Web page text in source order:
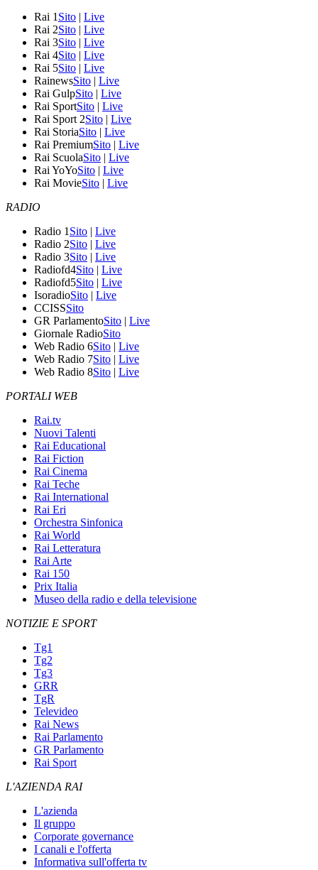
Rai 1 Sito | Live
Rai 2Sito | Live
Rai 3Sito | Live
Rai 4Sito | Live
Rai 5Sito | Live
RainewsSito | Live
Rai GulpSito | Live
Rai SportSito | Live
Rai Sport 2Sito | Live
Rai StoriaSito | Live
Rai PremiumSito | Live
Rai ScuolaSito | Live
Rai YoYoSito | Live
Rai MovieSito | Live
RADIO
Radio 1 Sito | Live
Radio 2Sito | Live
Radio 3Sito | Live
Radiofd4Sito | Live
Radiofd5Sito | Live
IsoradioSito | Live
CCISSSito
GR ParlamentoSito | Live
Giornale RadioSito
Web Radio 6Sito | Live
Web Radio 7Sito | Live
Web Radio 8Sito | Live
PORTALI WEB
Rai.tv
Nuovi Talenti
Rai Educational
Rai Fiction
Rai Cinema
Rai Teche
Rai International
Rai Eri
Orchestra Sinfonica
Rai World
Rai Letteratura
Rai Arte
Rai 150
Prix Italia
Museo della radio e della televisione
NOTIZIE E SPORT
Tg1
Tg2
Tg3
GRR
TgR
Televideo
Rai News
Rai Parlamento
GR Parlamento
Rai Sport
L'AZIENDA RAI
L'azienda
Il gruppo
Corporate governance
I canali e l'offerta
Informativa sull'offerta tv